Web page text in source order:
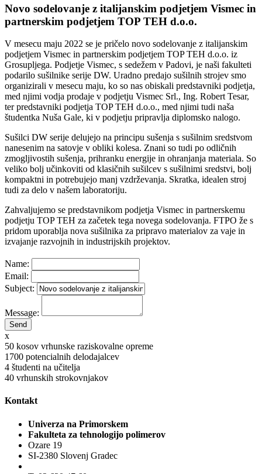
Novo sodelovanje z italijanskim podjetjem Vismec in
partnerskim podjetjem TOP TEH d.o.o.
V mesecu maju 2022 se je pričelo novo sodelovanje z italijanskim
podjetjem Vismec in partnerskim podjetjem TOP TEH d.o.o. iz
Grosupljega. Podjetje Vismec, s sedežem v Padovi, je naši fakulteti
podarilo sušilnike serije DW. Uradno predajo sušilnih strojev smo
organizirali v mesecu maju, ko so nas obiskali predstavniki podjetja,
med njimi vodja prodaje v podjetju Vismec Srl., Ing. Robert Tesar,
ter predstavniki podjetja TOP TEH d.o.o., med njimi tudi naša
študentka Nuša Gale, ki v podjetju pripravlja diplomsko nalogo.
Sušilci DW serije delujejo na principu sušenja s sušilnim sredstvom
nanesenim na satovje v obliki kolesa. Znani so tudi po odličnih
zmogljivostih sušenja, prihranku energije in ohranjanja materiala. So
veliko bolj učinkoviti od klasičnih sušilcev s sušilnimi sredstvi, bolj
kompaktni in potrebujejo manj vzdrževanja. Skratka, idealen stroj
tudi za delo v našem laboratoriju.
Zahvaljujemo se predstavnikom podjetja Vismec in partnerskemu
podjetju TOP TEH za začetek tega novega sodelovanja. FTPO že s
pridom uporablja nova sušilnika za pripravo materialov za vaje in
izvajanje razvojnih in industrijskih projektov.
Name:
Email:
Subject:
Message:
x
50 kosov vrhunske raziskovalne opreme
1700 potencialnih delodajalcev
4 študenti na učitelja
40 vrhunskih strokovnjakov
Kontakt
Univerza na Primorskem
Fakulteta za tehnologijo polimerov
Ozare 19
SI-2380 Slovenj Gradec